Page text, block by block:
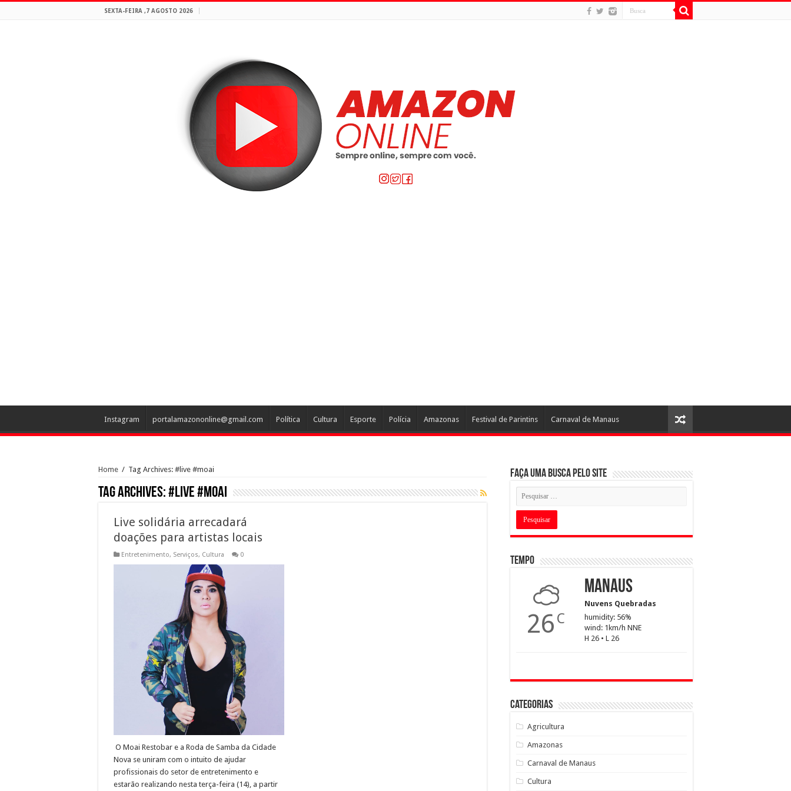
SEXTA-FEIRA ,7 AGOSTO 2026
Instagram portalamazononline@gmail.com Política Cultura Esporte Polícia Amazonas Festival de Parintins Carnaval de Manaus
Home / Tag Archives: #live #moai
Tag Archives:#live #moai
Live solidária arrecadará
doações para artistas locais
Entretenimento, Serviços, Cultura 0
O Moai Restobar e a Roda de Samba da Cidade
Nova se uniram com o intuito de ajudar
profissionais do setor de entretenimento e
estarão realizando nesta terça-feira (14), a partir
Faça uma busca pelo Site
Tempo
26 C
Manaus
Nuvens Quebradas
humidity: 56%
wind: 1km/h NNE
H 26 • L 26
Categorias
Agricultura
Amazonas
Carnaval de Manaus
Cultura